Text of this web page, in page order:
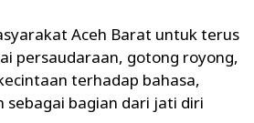
Aceh Barat untuk terus
persaudaraan, gotong royong,
terhadap bahasa,
sebagai bagian dari jati diri